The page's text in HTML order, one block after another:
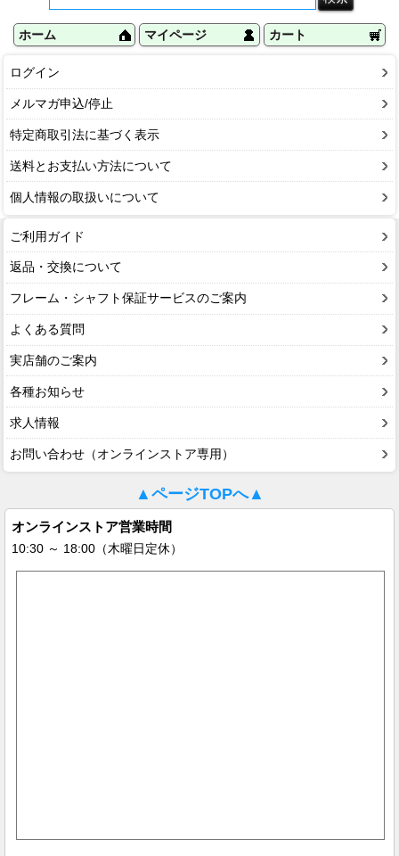
ホーム マイページ カート
ログイン
メルマガ申込/停止
特定商取引法に基づく表示
送料とお支払い方法について
個人情報の取扱いについて
ご利用ガイド
返品・交換について
フレーム・シャフト保証サービスのご案内
よくある質問
実店舗のご案内
各種お知らせ
求人情報
お問い合わせ（オンラインストア専用）
▲ページTOPへ▲
オンラインストア営業時間
10:30 ～ 18:00（木曜日定休）